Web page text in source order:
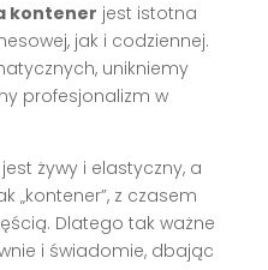
kontener jest istotna
jak i codziennej.
unikniemy
profesjonalizm w
żywy i elastyczny, a
„kontener”, z czasem
Dlatego tak ważne
i świadomie, dbając